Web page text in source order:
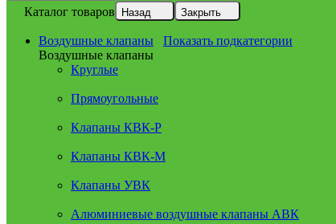
Каталог товаров Назад Закрыть
Воздушные клапаны
Показать подкатегории
Воздушные клапаны
Круглые
Прямоугольные
Клапаны КВК-Р
Клапаны КВК-М
Клапаны УВК
Алюминиевые воздушные клапаны АВК